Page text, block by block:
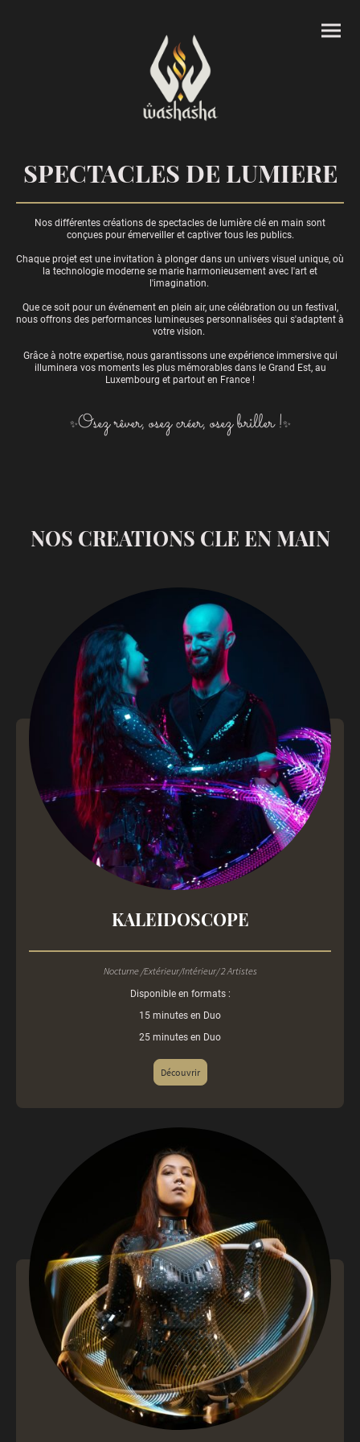
SPECTACLES DE LUMIERE
Nos différentes créations de spectacles de lumière clé en main sont
conçues pour émerveiller et captiver tous les publics.
Chaque projet est une invitation à plonger dans un univers visuel unique, où
la technologie moderne se marie harmonieusement avec l'art et
l'imagination.
Que ce soit pour un événement en plein air, une célébration ou un festival,
nous offrons des performances lumineuses personnalisées qui s'adaptent à
votre vision.
Grâce à notre expertise, nous garantissons une expérience immersive qui
illuminera vos moments les plus mémorables dans le Grand Est, au
Luxembourg et partout en France !
✨Osez rêver, osez créer, osez briller !✨
NOS CREATIONS CLE EN MAIN
KALEIDOSCOPE
Nocturne /Extérieur/Intérieur/ 2 Artistes
Disponible en formats :
15 minutes en Duo
25 minutes en Duo
Découvrir